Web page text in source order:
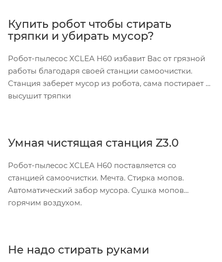
Купить робот чтобы стирать
тряпки и убирать мусор?
Робот-пылесос XCLEA H60 избавит Вас от грязной
работы благодаря своей станции самоочистки.
Станция заберет мусор из робота, сама постирает и
высушит тряпки
Умная чистящая станция Z3.0
Робот-пылесос XCLEA H60 поставляется со
станцией самоочистки. Мечта. Стирка мопов.
Автоматический забор мусора. Сушка мопов
горячим воздухом.
Не надо стирать руками